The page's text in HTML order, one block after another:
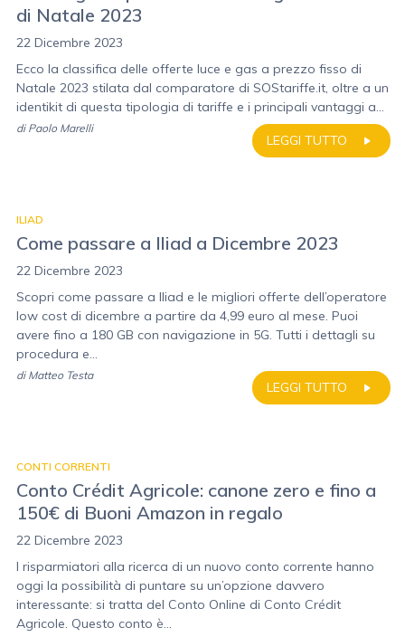
di Natale 2023
22 Dicembre 2023
Ecco la classifica delle offerte luce e gas a prezzo fisso di
Natale 2023 stilata dal comparatore di SOStariffe.it, oltre a un
identikit di questa tipologia di tariffe e i principali vantaggi a...
LEGGI TUTTO
di Paolo Marelli
ILIAD
Come passare a Iliad a Dicembre 2023
22 Dicembre 2023
Scopri come passare a Iliad e le migliori offerte dell’operatore
low cost di dicembre a partire da 4,99 euro al mese. Puoi
avere fino a 180 GB con navigazione in 5G. Tutti i dettagli su
procedura e...
LEGGI TUTTO
di Matteo Testa
CONTI CORRENTI
Conto Crédit Agricole: canone zero e fino a
150€ di Buoni Amazon in regalo
22 Dicembre 2023
I risparmiatori alla ricerca di un nuovo conto corrente hanno
oggi la possibilità di puntare su un’opzione davvero
interessante: si tratta del Conto Online di Conto Crédit
Agricole. Questo conto è...